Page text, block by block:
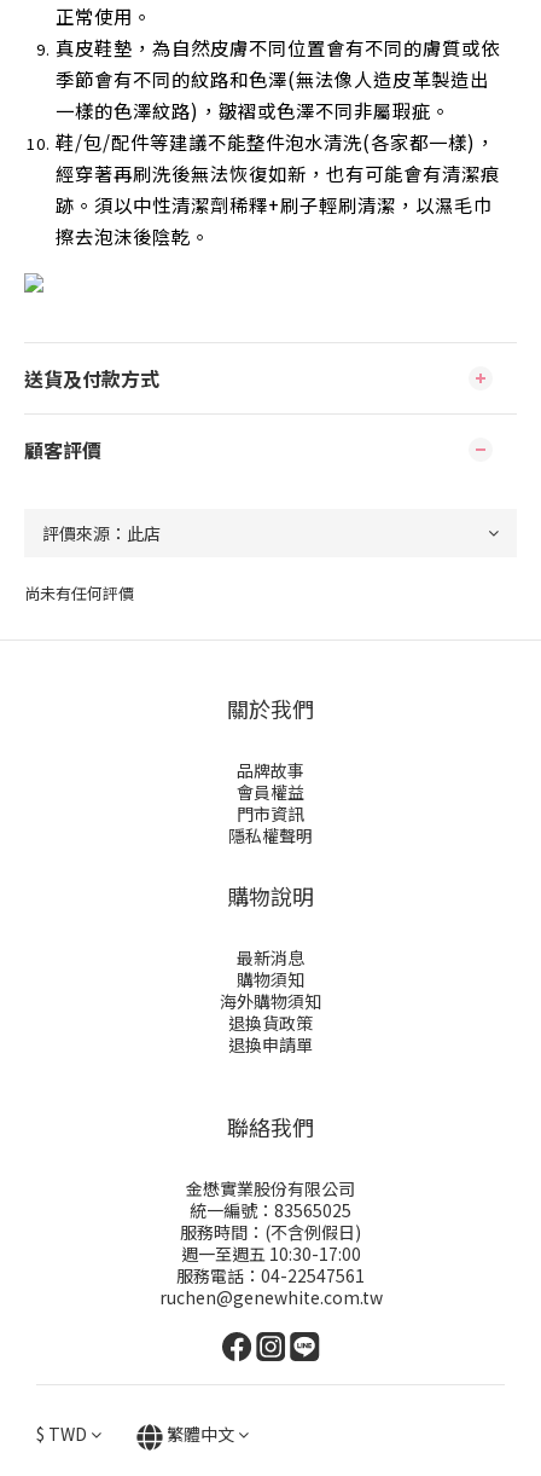
正常使用 。
真皮鞋墊，為自然皮膚不同位置會有不同的膚質或依
季節會有不同的紋路和色澤(無法像人造皮革製造出
一樣的色澤紋路)，皺褶或色澤不同非屬瑕疵。
鞋/包/配件等建議不能整件泡水清洗(各家都一樣)，
經穿著再刷洗後無法恢復如新，也有可能會有清潔痕
跡。須以中性清潔劑稀釋+刷子輕刷清潔，以濕毛巾
擦去泡沫後陰乾 。
送貨及付款方式
顧客評價
尚未有任何評價
關於我們
品牌故事
會員權益
門市資訊
隱私權聲明
購物說明
最新消息
購物須知
海外購物須知
退換貨政策
退換申請單
聯絡我們
金懋實業股份有限公司
統一編號：83565025
服務時間：(不含例假日)
週一至週五 10:30-17:00
服務電話：04-22547561
ruchen@genewhite.com.tw
$ TWD 繁體中文